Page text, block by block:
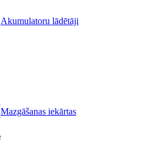
Akumulatoru lādētāji
Mazgāšanas iekārtas